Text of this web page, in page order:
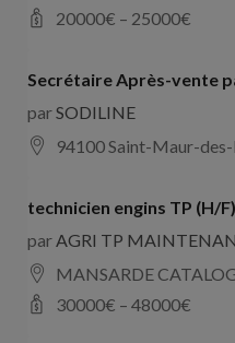
20000€ – 25000€
Secrétaire Après-vente
parSODILINE
94100 Saint-Maur-des-
technicien engins TP (H/F)
parAGRI TP
MANSARDE
30000€ – 48000€